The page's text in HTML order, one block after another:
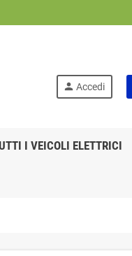
person Accedi
I VEICOLI ELETTRICI